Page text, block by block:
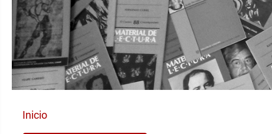
Inicio